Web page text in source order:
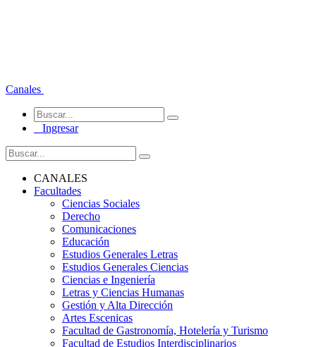
Canales
Ingresar
CANALES
Facultades
Ciencias Sociales
Derecho
Comunicaciones
Educación
Estudios Generales Letras
Estudios Generales Ciencias
Ciencias e Ingeniería
Letras y Ciencias Humanas
Gestión y Alta Dirección
Artes Escenicas
Facultad de Gastronomía, Hotelería y Turismo
Facultad de Estudios Interdisciplinarios